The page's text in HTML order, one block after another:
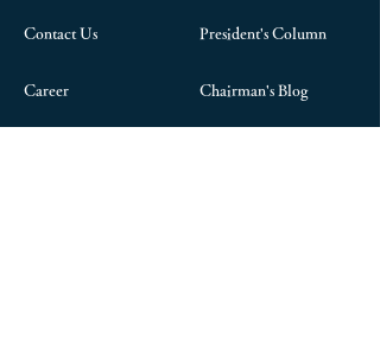
Contact Us
Career
President's Column
Chairman's Blog